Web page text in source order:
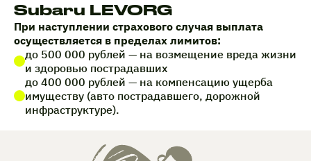
Subaru LEVORG
При наступлении страхового случая выплата
осуществляется в пределах лимитов:
до 500 000 рублей — на возмещение вреда жизни
и здоровью пострадавших
до 400 000 рублей — на компенсацию ущерба
имуществу (авто пострадавшего, дорожной
инфраструктуре).